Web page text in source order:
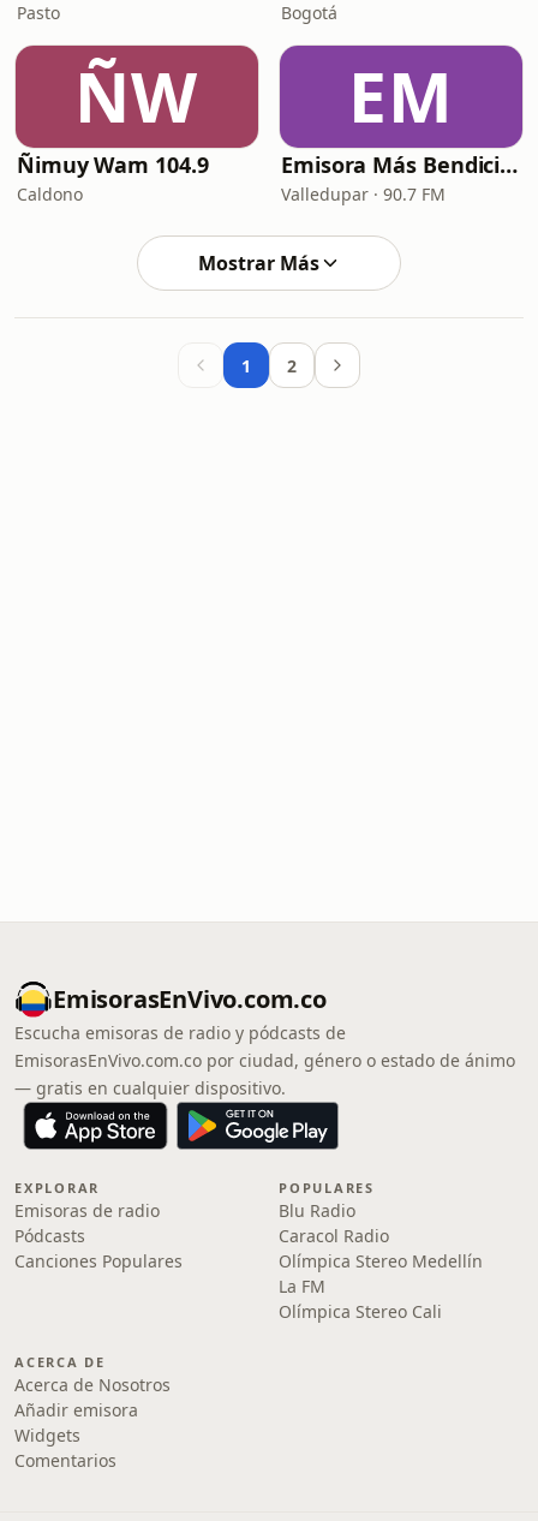
Pasto Bogotá
ÑW
Ñimuy Wam 104.9
Caldono
EM
Emisora Más Bendición Valledupar
Valledupar · 90.7 FM
Mostrar Más
1 2
EmisorasEnVivo.com.co
Escucha emisoras de radio y pódcasts de
EmisorasEnVivo.com.co por ciudad, género o estado de ánimo
— gratis en cualquier dispositivo.
EXPLORAR
Emisoras de radio
Pódcasts
Canciones Populares
POPULARES
Blu Radio
Caracol Radio
Olímpica Stereo Medellín
La FM
Olímpica Stereo Cali
ACERCA DE
Acerca de Nosotros
Añadir emisora
Widgets
Comentarios